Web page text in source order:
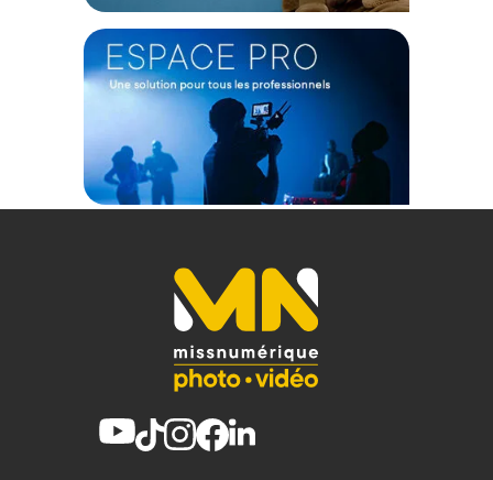
Méthode de fixation : Rail intégré ou rail NATO avec vis
1/4"-20
Montage pour accessoires : Filetages 1/4"-20, griffe porte-
accessoire
Rotation : 360° avec bouton de déverrouillage
Compatibilité batterie : L-Series (non incluse)
Sortie USB-C : Charge rapide (20W max)
Matériaux : Aluminium, cuivre, silicone, acier inoxydable
Dimensions : 115,3 x 85 x 56,7 mm
Poids : 322 g
1 x SmallRig Poignée latérale rotative avec déclencheur REC
pour Sony Mirrorless 3893
1 x Câble de commande USB-C (BMD/Canon EOS)
Offre valable jusqu'au 09-08-2026 inclus.